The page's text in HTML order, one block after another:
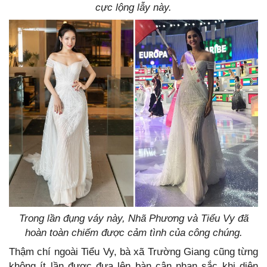
cực lộng lẫy này.
Trong lần đụng váy này, Nhã Phương và Tiểu Vy đã
hoàn toàn chiếm được cảm tình của công chúng.
Thậm chí ngoài Tiểu Vy, bà xã Trường Giang cũng từng